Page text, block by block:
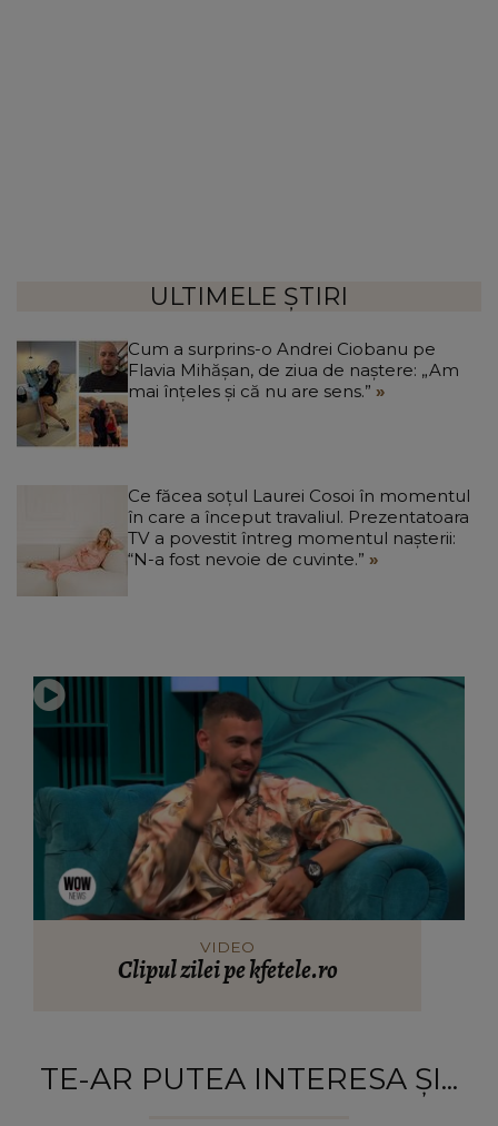
ULTIMELE ȘTIRI
Cum a surprins-o Andrei Ciobanu pe
Flavia Mihășan, de ziua de naștere: „Am
mai înțeles și că nu are sens.”
Ce făcea soțul Laurei Cosoi în momentul
în care a început travaliul. Prezentatoara
TV a povestit întreg momentul nașterii:
“N-a fost nevoie de cuvinte.”
VIDEO
Clipul zilei pe kfetele.ro
TE-AR PUTEA INTERESA ȘI...